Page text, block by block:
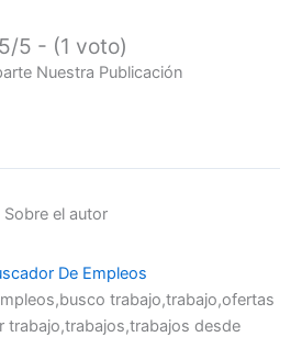
5/5 - (1 voto)
Nuestra Publicación
Sobre el autor
De Empleos
trabajo,trabajo,ofertas
trabajo,trabajos,trabajos desde